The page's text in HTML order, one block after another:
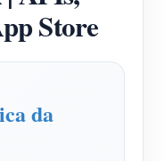
Wi-Fi (WEM3046T)
Wi-Fi (WEM3050T)
Store
da